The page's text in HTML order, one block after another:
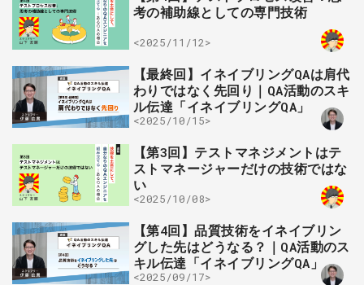
考の補助線としての専門技術
<2025/11/12>
【最終回】イネイブリングQAは肩代
わりではなく先回り｜QA活動のスキ
ル伝達「イネイブリングQA」
<2025/10/15>
【第3回】テストマネジメントはテ
ストマネージャーだけの技術ではな
い
<2025/10/08>
【第4回】品質技術をイネイブリン
グした先はどうなる？｜QA活動のス
キル伝達「イネイブリングQA」
<2025/09/17>